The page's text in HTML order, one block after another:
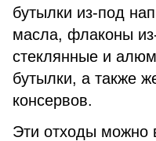
бутылки из-под
масла, флаконы
стеклянные и
бутылки, а также
консервов.
Эти отходы можно